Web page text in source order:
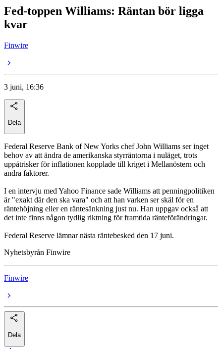
Fed-toppen Williams: Räntan bör ligga
kvar
Finwire
3 juni, 16:36
Dela
Federal Reserve Bank of New Yorks chef John Williams ser inget
behov av att ändra de amerikanska styrräntorna i nuläget, trots
uppåtrisker för inflationen kopplade till kriget i Mellanöstern och
andra faktorer.
I en intervju med Yahoo Finance sade Williams att penningpolitiken
är "exakt där den ska vara" och att han varken ser skäl för en
räntehöjning eller en räntesänkning just nu. Han uppgav också att
det inte finns någon tydlig riktning för framtida ränteförändringar.
Federal Reserve lämnar nästa räntebesked den 17 juni.
Nyhetsbyrån Finwire
Finwire
Dela